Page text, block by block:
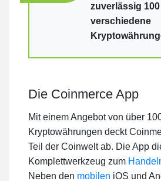
zuverlässig 100
verschiedene
Die Coinmerce App
Mit einem Angebot von über
Kryptowährungen deckt
Teil der Coinwelt ab. Die App
Komplettwerkzeug zum
Neben den mobilen iOS und